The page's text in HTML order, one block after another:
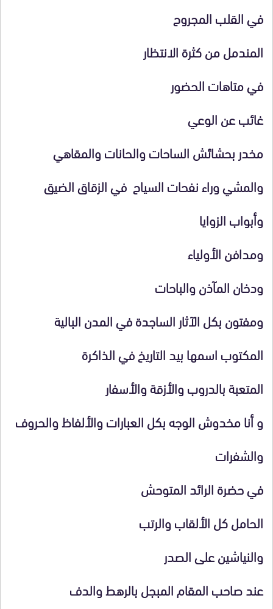
في القلب المجروح
المندمل من كثرة الانتظار
في متاهات الحضور
غائب عن الوعي
مخدر بحشائش الساحات والحانات والمقاهي
والمشي وراء نفحات السياح في الزقاق الضيق
وأبواب الزوايا
ومدافن الأولياء
ودخان المآذن والباحات
ومفتون بكل الآثار الساجدة في المدن البالية
المكتوب اسمها بيد التاريخ في الذاكرة
المتعبة بالدروب والأزقة والأسفار
و أنا مخدوش الوجه بكل العبارات والألفاظ والحروف
والشفرات
في حضرة الرائد المتوحش
الحامل كل الألقاب والرتب
والنياشين على الصدر
عند صاحب المقام المبجل بالرهط والدف